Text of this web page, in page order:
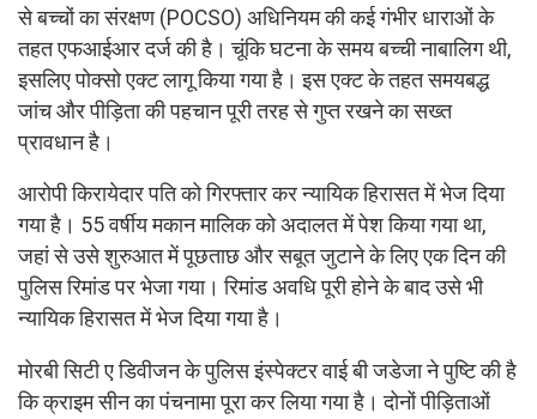
से बच्चों का संरक्षण (POCSO) अधिनियम की कई गंभीर धाराओं के
तहत एफआईआर दर्ज की है। चूंकि घटना के समय बच्ची नाबालिग थी,
इसलिए पोक्सो एक्ट लागू किया गया है। इस एक्ट के तहत समयबद्ध
जांच और पीड़िता की पहचान पूरी तरह से गुप्त रखने का सख्त
प्रावधान है।
आरोपी किरायेदार पति को गिरफ्तार कर न्यायिक हिरासत में भेज दिया
गया है। 55 वर्षीय मकान मालिक को अदालत में पेश किया गया था,
जहां से उसे शुरुआत में पूछताछ और सबूत जुटाने के लिए एक दिन की
पुलिस रिमांड पर भेजा गया। रिमांड अवधि पूरी होने के बाद उसे भी
न्यायिक हिरासत में भेज दिया गया है।
मोरबी सिटी ए डिवीजन के पुलिस इंस्पेक्टर वाई बी जडेजा ने पुष्टि की है
कि क्राइम सीन का पंचनामा पूरा कर लिया गया है। दोनों पीड़िताओं